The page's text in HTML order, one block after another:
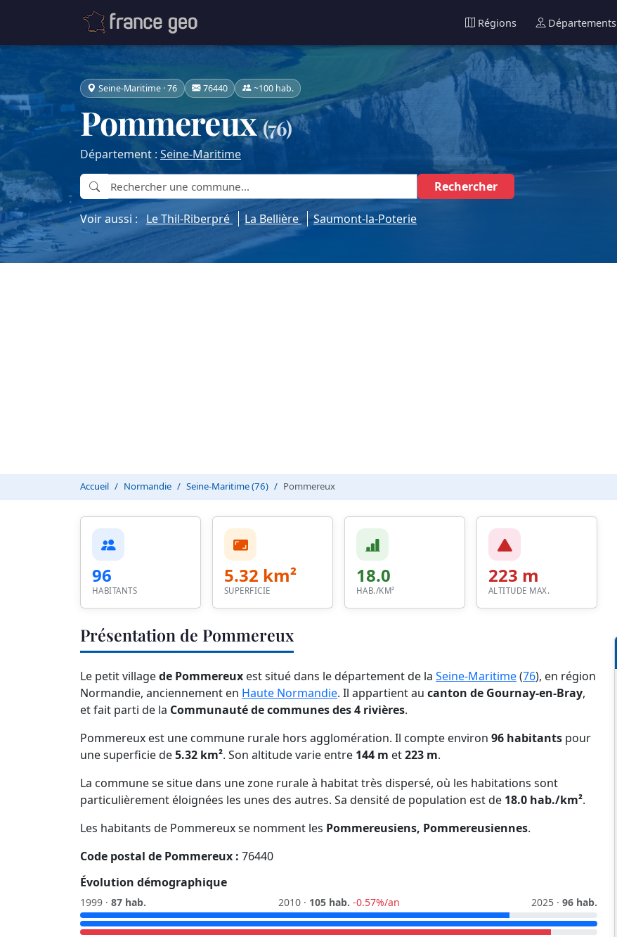
Régions Départements
Seine-Maritime · 76 76440 ~100 hab.
Pommereux(76)
Département : Seine-Maritime
Rechercher
Voir aussi : Le Thil-Riberpré La Bellière Saumont-la-Poterie
Accueil Normandie Seine-Maritime (76) Pommereux
96
HABITANTS
5.32 km²
SUPERFICIE
18.0
HAB./KM²
223 m
ALTITUDE MAX.
Présentation de Pommereux
Le petit villagede Pommereux est situé dans le département de la Seine-Maritime(76), en région
Normandie, anciennement en Haute Normandie. Il appartient au canton de Gournay-en-Bray,
et fait parti de la Communauté de communes des 4 rivières.
Pommereux est une commune rurale hors agglomération. Il compte environ 96 habitants pour
une superficie de5.32 km². Son altitude varie entre 144 m et223 m.
La commune se situe dans une zone rurale à habitat très dispersé, où les habitations sont
particulièrement éloignées les unes des autres. Sa densité de population est de 18.0 hab./km².
Les habitants de Pommereux se nomment les Pommereusiens, Pommereusiennes.
Code postal de Pommereux : 76440
Évolution démographique
1999 · 87 hab. 2010 · 105 hab. -0.57%/an 2025 · 96 hab.